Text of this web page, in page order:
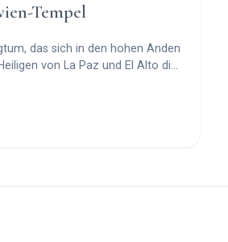
Tempel
das sich in den hohen Anden
von La Paz und El Alto die